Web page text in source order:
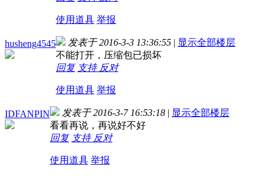
使用道具 举报
husheng4545 发表于 2016-3-3 13:36:55 | 显示全部楼层
不能打开，压缩包已损坏
回复 支持 反对
使用道具 举报
IDFANPIN 发表于 2016-3-7 16:53:18 | 显示全部楼层
看看再说，再说好不好
回复 支持 反对
使用道具 举报